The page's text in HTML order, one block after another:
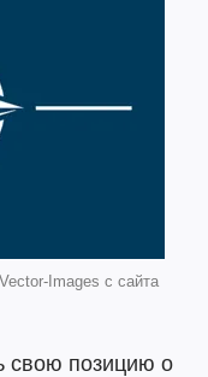
Images с сайта
свою позицию о